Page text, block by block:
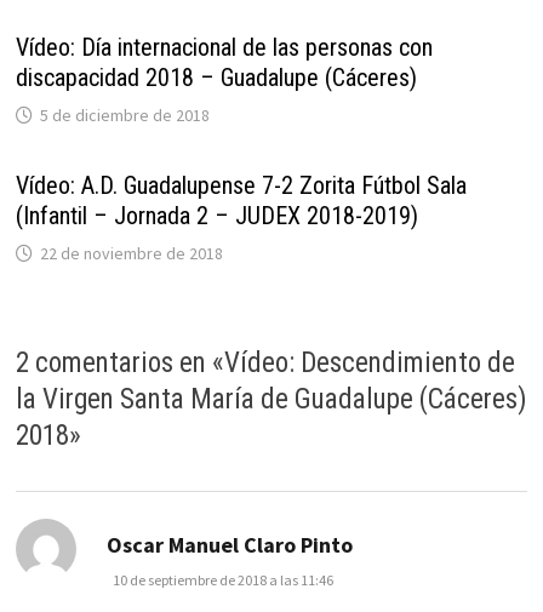
Vídeo: Día internacional de las personas con
discapacidad 2018 – Guadalupe (Cáceres)
5 de diciembre de 2018
Vídeo: A.D. Guadalupense 7-2 Zorita Fútbol Sala
(Infantil – Jornada 2 – JUDEX 2018-2019)
22 de noviembre de 2018
2 comentarios en «Vídeo: Descendimiento de
la Virgen Santa María de Guadalupe (Cáceres)
2018»
Oscar Manuel Claro Pintodice:
10 de septiembre de 2018 a las 11:46